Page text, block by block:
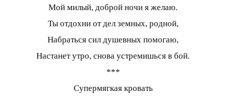
Мой милый, доброй ночи я желаю.
Ты отдохни от дел земных, родной,
Набраться сил душевных помогаю,
Настанет утро, снова устремишься в бой.
***
Супермягкая кровать